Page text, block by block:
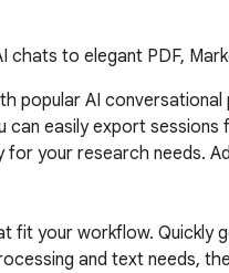
chats to elegant PDF,
popular AI
can easily export
your research needs.
fit your workflow. Quickly
and text needs,